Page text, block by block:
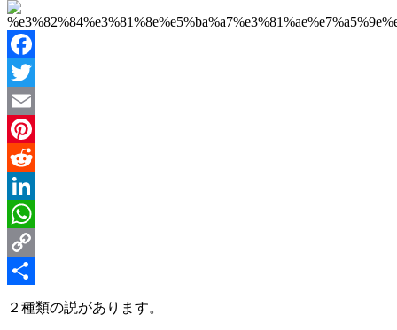
Facebook
Twitter
Email
Pinterest
Reddit
LinkedIn
WhatsApp
Copy
Link
Share
２種類の説があります。